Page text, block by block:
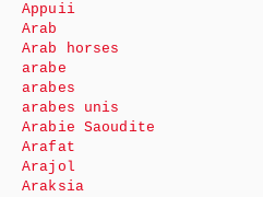
Appuii
Arab
Arab horses
arabe
arabes
arabes unis
Arabie Saoudite
Arafat
Arajol
Araksia